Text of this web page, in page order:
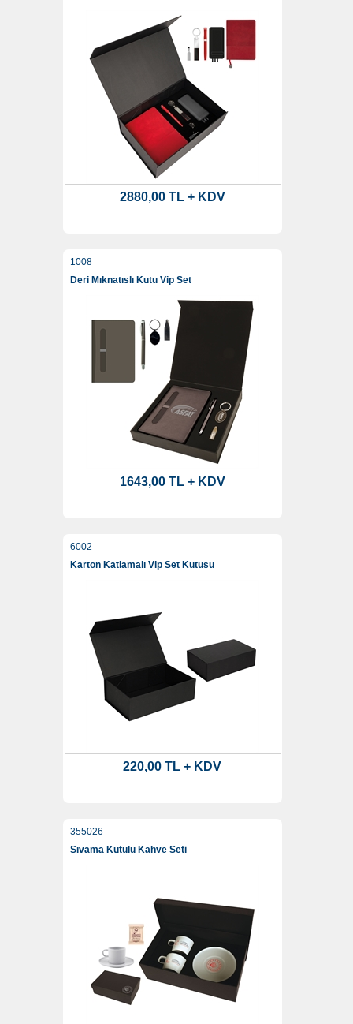
2880,00 TL + KDV
1008
Deri Mıknatıslı Kutu Vip Set
1643,00 TL + KDV
6002
Karton Katlamalı Vip Set Kutusu
220,00 TL + KDV
355026
Sıvama Kutulu Kahve Seti